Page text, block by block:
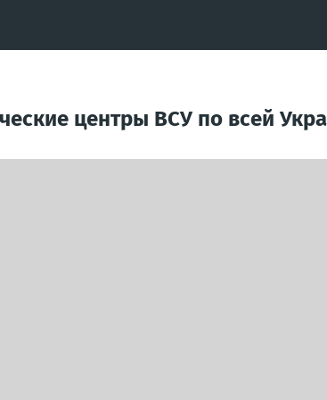
центры ВСУ по всей